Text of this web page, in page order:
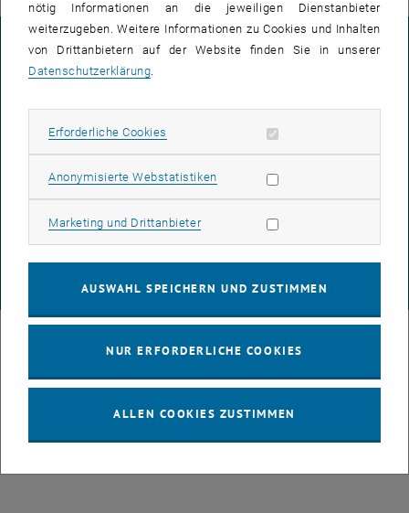
© TU Wien# 43491
IMPRESSUM
BARRIEREFREIHEITSERKLÄRUNG
DATENSCHUTZERKLÄRUNG (PDF)
nötig Informationen an die jeweiligen Dienstanbieter
weiterzugeben. Weitere Informationen zu Cookies und Inhalten
von Drittanbietern auf der Website finden Sie in unserer
Datenschutzerklärung.
Erforderliche Cookies Erforderliche Cookies zulassen
Anonymisierte WebstatistikenStatistik Cookies zulassen
Marketing und DrittanbieterMarketing Cookies zulassen
AUSWAHL SPEICHERN UND ZUSTIMMEN
NUR ERFORDERLICHE COOKIES
ALLEN COOKIES ZUSTIMMEN